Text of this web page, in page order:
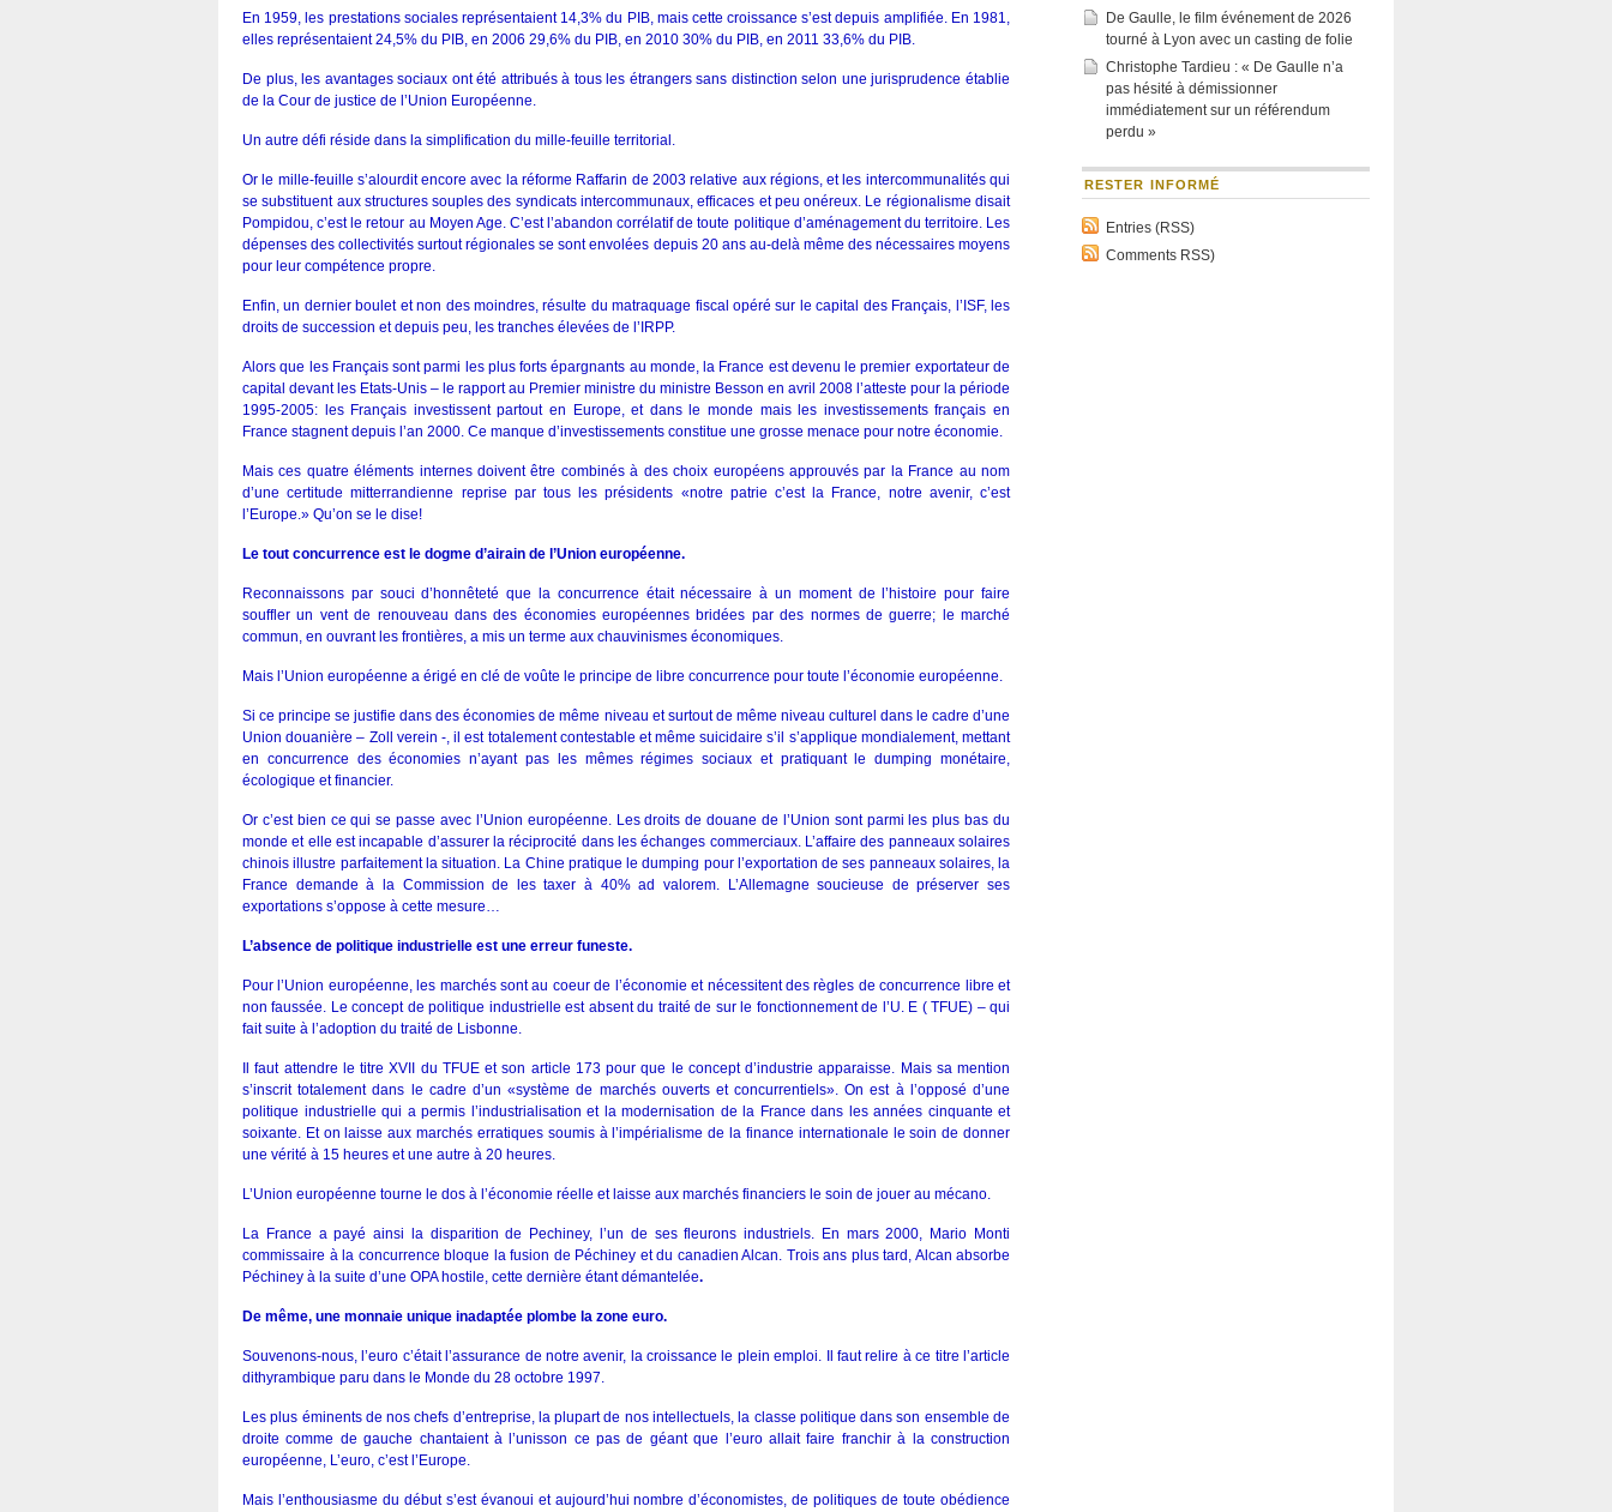
En 1959, les prestations sociales représentaient 14,3% du PIB, mais cette croissance s’est depuis amplifiée. En 1981,
elles représentaient 24,5% du PIB, en 2006 29,6% du PIB, en 2010 30% du PIB, en 2011 33,6% du PIB.
De plus, les avantages sociaux ont été attribués à tous les étrangers sans distinction selon une jurisprudence établie
de la Cour de justice de l’Union Européenne.
Un autre défi réside dans la simplification du mille-feuille territorial.
Or le mille-feuille s’alourdit encore avec la réforme Raffarin de 2003 relative aux régions, et les intercommunalités qui
se substituent aux structures souples des syndicats intercommunaux, efficaces et peu onéreux. Le régionalisme disait
Pompidou, c’est le retour au Moyen Age. C’est l’abandon corrélatif de toute politique d’aménagement du territoire. Les
dépenses des collectivités surtout régionales se sont envolées depuis 20 ans au-delà même des nécessaires moyens
pour leur compétence propre.
Enfin, un dernier boulet et non des moindres, résulte du matraquage fiscal opéré sur le capital des Français, l’ISF, les
droits de succession et depuis peu, les tranches élevées de l’IRPP.
Alors que les Français sont parmi les plus forts épargnants au monde, la France est devenu le premier exportateur de
capital devant les Etats-Unis – le rapport au Premier ministre du ministre Besson en avril 2008 l’atteste pour la période
1995-2005: les Français investissent partout en Europe, et dans le monde mais les investissements français en
France stagnent depuis l’an 2000. Ce manque d’investissements constitue une grosse menace pour notre économie.
Mais ces quatre éléments internes doivent être combinés à des choix européens approuvés par la France au nom
d’une certitude mitterrandienne reprise par tous les présidents «notre patrie c’est la France, notre avenir, c’est
l’Europe.» Qu’on se le dise!
Le tout concurrence est le dogme d’airain de l’Union européenne.
Reconnaissons par souci d’honnêteté que la concurrence était nécessaire à un moment de l’histoire pour faire
souffler un vent de renouveau dans des économies européennes bridées par des normes de guerre; le marché
commun, en ouvrant les frontières, a mis un terme aux chauvinismes économiques.
Mais l’Union européenne a érigé en clé de voûte le principe de libre concurrence pour toute l’économie européenne.
Si ce principe se justifie dans des économies de même niveau et surtout de même niveau culturel dans le cadre d’une
Union douanière – Zoll verein -, il est totalement contestable et même suicidaire s’il s’applique mondialement, mettant
en concurrence des économies n’ayant pas les mêmes régimes sociaux et pratiquant le dumping monétaire,
écologique et financier.
Or c’est bien ce qui se passe avec l’Union européenne. Les droits de douane de l’Union sont parmi les plus bas du
monde et elle est incapable d’assurer la réciprocité dans les échanges commerciaux. L’affaire des panneaux solaires
chinois illustre parfaitement la situation. La Chine pratique le dumping pour l’exportation de ses panneaux solaires, la
France demande à la Commission de les taxer à 40% ad valorem. L’Allemagne soucieuse de préserver ses
exportations s’oppose à cette mesure…
L’absence de politique industrielle est une erreur funeste.
Pour l’Union européenne, les marchés sont au coeur de l’économie et nécessitent des règles de concurrence libre et
non faussée. Le concept de politique industrielle est absent du traité de sur le fonctionnement de l’U. E ( TFUE) – qui
fait suite à l’adoption du traité de Lisbonne.
Il faut attendre le titre XVII du TFUE et son article 173 pour que le concept d’industrie apparaisse. Mais sa mention
s’inscrit totalement dans le cadre d’un «système de marchés ouverts et concurrentiels». On est à l’opposé d’une
politique industrielle qui a permis l’industrialisation et la modernisation de la France dans les années cinquante et
soixante. Et on laisse aux marchés erratiques soumis à l’impérialisme de la finance internationale le soin de donner
une vérité à 15 heures et une autre à 20 heures.
L’Union européenne tourne le dos à l’économie réelle et laisse aux marchés financiers le soin de jouer au mécano.
La France a payé ainsi la disparition de Pechiney, l’un de ses fleurons industriels. En mars 2000, Mario Monti
commissaire à la concurrence bloque la fusion de Péchiney et du canadien Alcan. Trois ans plus tard, Alcan absorbe
Péchiney à la suite d’une OPA hostile, cette dernière étant démantelée.
De même, une monnaie unique inadaptée plombe la zone euro.
Souvenons-nous, l’euro c’était l’assurance de notre avenir, la croissance le plein emploi. Il faut relire à ce titre l’article
dithyrambique paru dans le Monde du 28 octobre 1997.
Les plus éminents de nos chefs d’entreprise, la plupart de nos intellectuels, la classe politique dans son ensemble de
droite comme de gauche chantaient à l’unisson ce pas de géant que l’euro allait faire franchir à la construction
européenne, L’euro, c’est l’Europe.
Mais l’enthousiasme du début s’est évanoui et aujourd’hui nombre d’économistes, de politiques de toute obédience
De Gaulle, le film événement de 2026
tourné à Lyon avec un casting de folie
Christophe Tardieu : « De Gaulle n’a
pas hésité à démissionner
immédiatement sur un référendum
perdu »
RESTER INFORMÉ
Entries (RSS)
Comments RSS)